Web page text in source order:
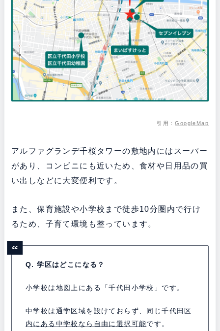
引用：GoogleMap
アルファグランデ千桜タワーの敷地内にはスーパー
があり、コンビニにも近いため、食材や日用品の買
い出しなどに大変便利です。
また、保育施設や小学校まで徒歩10分圏内で行け
るため、子育て環境も整っています。
Q. 学区はどこになる？
小学校は地図上にある「千代田小学校」です。
中学校は通学区域を設けておらず、 同じ千代田区
内にある中学校なら自由に選択可能です。